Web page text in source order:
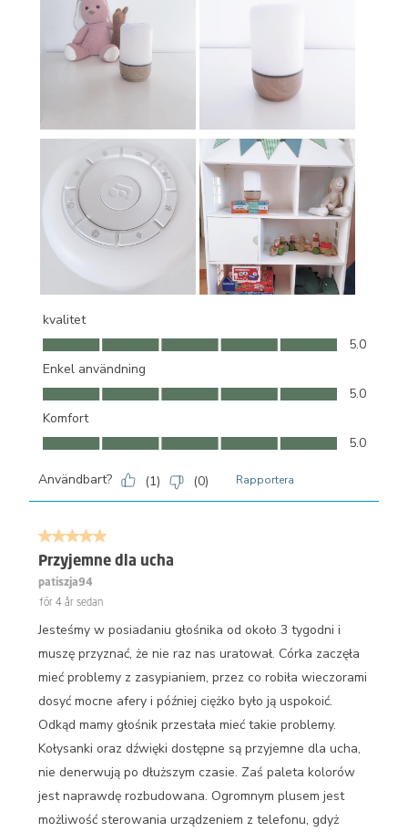
kvalitet
kvalitet, 5.0 av 5
5.0
Enkel användning
Enkel användning, 5.0 av 5
5.0
Komfort
Komfort, 5.0 av 5
5.0
Användbart? (1) (0) Rapportera
5 av 5 stjärnor.
Przyjemne dla ucha
patiszja94
för 4 år sedan
Jesteśmy w posiadaniu głośnika od około 3 tygodni i
muszę przyznać, że nie raz nas uratował. Córka zaczęła
mieć problemy z zasypianiem, przez co robiła wieczorami
dosyć mocne afery i później ciężko było ją uspokoić.
Odkąd mamy głośnik przestała mieć takie problemy.
Kołysanki oraz dźwięki dostępne są przyjemne dla ucha,
nie denerwują po dłuższym czasie. Zaś paleta kolorów
jest naprawdę rozbudowana. Ogromnym plusem jest
możliwość sterowania urządzeniem z telefonu, gdyż